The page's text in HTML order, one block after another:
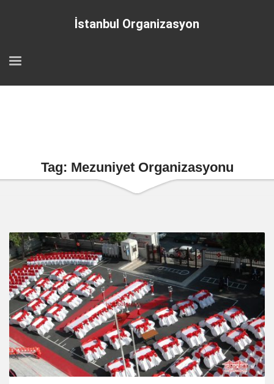
İstanbul Organizasyon
Tag: Mezuniyet Organizasyonu